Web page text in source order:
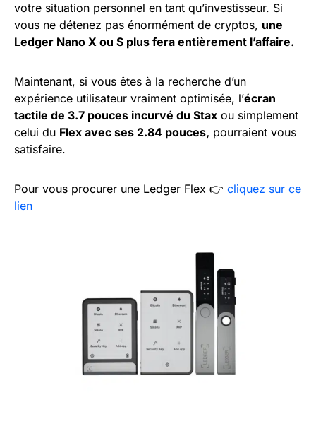
votre situation personnel en tant qu’investisseur. Si
vous ne détenez pas énormément de cryptos, une
Ledger Nano X ou S plus fera entièrement l’affaire.
Maintenant, si vous êtes à la recherche d’un
expérience utilisateur vraiment optimisée, l’écran
tactile de 3.7 pouces incurvé du Stax ou simplement
celui du Flex avec ses 2.84 pouces, pourraient vous
satisfaire.
Pour vous procurer une Ledger Flex 👉 cliquez sur ce
lien